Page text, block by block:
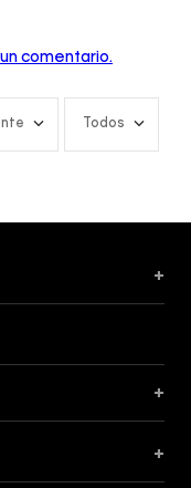
comentario.
Todos
+
+
+